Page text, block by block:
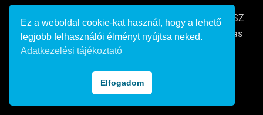
Online, rádiós és televíziós újságíróképzések a MÚOSZ
Bálint György Újságíró Akadémián Pulitzer-emlékdíjas
tanárokkal, karriertámogatással.
© 2022 Minden jog fenntartva
Adatkezelési tájékoztató
Ez a weboldal cookie-kat használ, hogy a lehető
legjobb felhasználói élményt nyújtsa neked.
Adatkezelési tájékoztató
Elfogadom